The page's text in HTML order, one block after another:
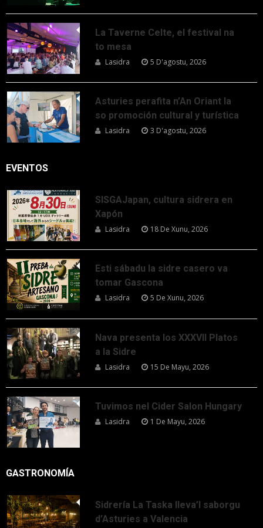
La Taverne Celte, el festival na
to mesa
Lasidra 5 D'agostu, 2026
Asturies perafita n’An Oriant la
so promoción cultural y turística
Lasidra 3 D'agostu, 2026
EVENTOS
SISGAJapan, cultura sidrera en
Xapón
Lasidra 18 De Xunu, 2026
Esti sábadu la sidre casero va
tomar Gascona
Lasidra 5 De Xunu, 2026
Nava presenta los XXXVII Platos
a la Sidre
Lasidra 15 De Mayu, 2026
Tuvimos nel Cider Salon Hungary
Lasidra 1 De Mayu, 2026
GASTRONOMÍA
Sidrería La Taska lleva’l saborgu
d’Asturies a Valencia